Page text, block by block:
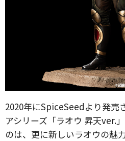
2020年にSpiceSeedより発売
アシリーズ「ラオウ 昇天ver.
のは、更に新しいラオウの魅